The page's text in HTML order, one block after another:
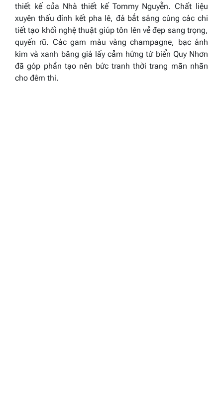
thiết kế của Nhà thiết kế Tommy Nguyễn. Chất liệu
xuyên thấu đính kết pha lê, đá bắt sáng cùng các chi
tiết tạo khối nghệ thuật giúp tôn lên vẻ đẹp sang trọng,
quyến rũ. Các gam màu vàng champagne, bạc ánh
kim và xanh băng giá lấy cảm hứng từ biển Quy Nhơn
đã góp phần tạo nên bức tranh thời trang mãn nhãn
cho đêm thi.